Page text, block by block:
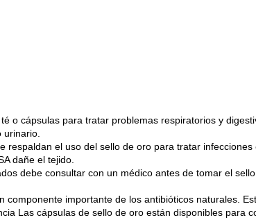
o cápsulas para tratar problemas respiratorios y
respaldan el uso del sello de oro para tratar
dañe el tejido.
debe consultar con un médico antes de tomar el
componente importante de los antibióticos naturales.
Las cápsulas de sello de oro están disponibles para